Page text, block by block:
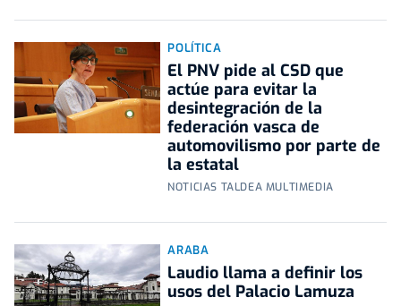
POLÍTICA
El PNV pide al CSD que
actúe para evitar la
desintegración de la
federación vasca de
automovilismo por parte de
la estatal
NOTICIAS TALDEA MULTIMEDIA
ARABA
Laudio llama a definir los
usos del Palacio Lamuza